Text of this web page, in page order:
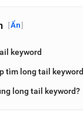
[Ẩn]
keyword
tìm long tail keyword
long tail keyword?